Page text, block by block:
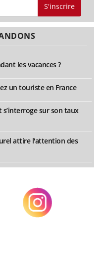
S'inscrire
les vacances ?
un touriste en France
sur son taux
attire l'attention des